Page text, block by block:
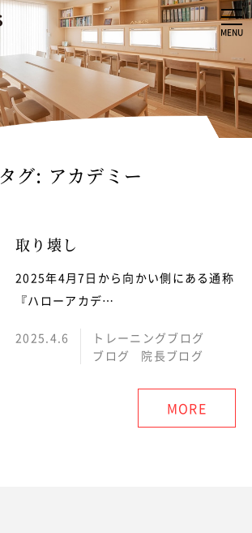
MENU
タグ: アカデミー
取り壊し
2025年4月7日から向かい側にある通称
『ハローアカデ…
2025.4.6
トレーニングブログ
ブログ
院長ブログ
MORE